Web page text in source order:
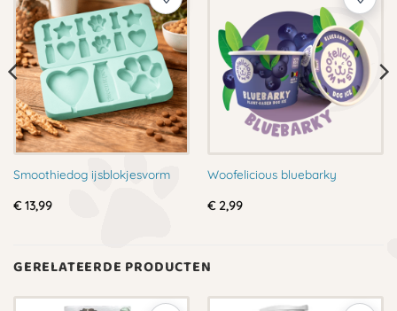
Smoothiedog ijsblokjesvorm
€13,99
Woofelicious bluebarky
€2,99
GERELATEERDE PRODUCTEN